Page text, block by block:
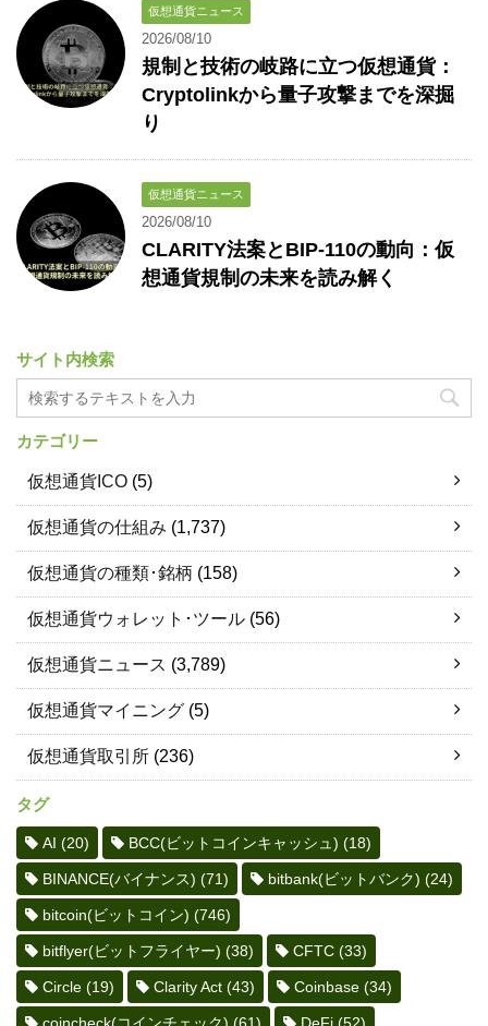
仮想通貨ニュース
2026/08/10
規制と技術の岐路に立つ仮想通貨：
Cryptolinkから量子攻撃までを深掘
り
仮想通貨ニュース
2026/08/10
CLARITY法案とBIP-110の動向：仮
想通貨規制の未来を読み解く
サイト内検索
カテゴリー
仮想通貨ICO (5)
仮想通貨の仕組み (1,737)
仮想通貨の種類･銘柄 (158)
仮想通貨ウォレット･ツール (56)
仮想通貨ニュース (3,789)
仮想通貨マイニング (5)
仮想通貨取引所 (236)
タグ
AI (20) BCC(ビットコインキャッシュ) (18)
BINANCE(バイナンス) (71) bitbank(ビットバンク) (24)
bitcoin(ビットコイン) (746)
bitflyer(ビットフライヤー) (38) CFTC (33)
Circle (19) Clarity Act (43) Coinbase (34)